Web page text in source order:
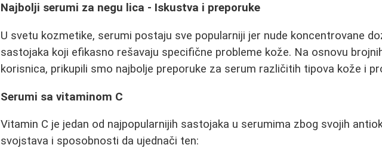
Najbolji serumi za negu lica - Iskustva i preporuke
U svetu kozmetike, serumi postaju sve popularniji jer nude koncentrovane
sastojaka koji efikasno rešavaju specifične probleme kože. Na osnovu
korisnica, prikupili smo najbolje preporuke za serum različitih tipova kože i
Serumi sa vitaminom C
Vitamin C je jedan od najpopularnijih sastojaka u serumima zbog svojih
svojstava i sposobnosti da ujednači ten: